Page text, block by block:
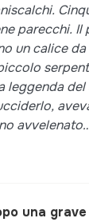
parecchi. Il
un calice
leggenda
una